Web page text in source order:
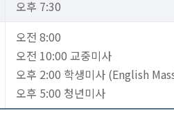
오후 7:30
오전 8:00
오전 10:00 교중미사
오후 2:00 학생미사 (English
오후 5:00 청년미사